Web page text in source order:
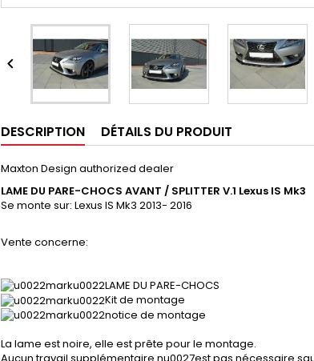

DESCRIPTION DÉTAILS DU PRODUIT
Maxton Design authorized dealer
LAME DU PARE-CHOCS AVANT / SPLITTER V.1 Lexus IS Mk3
Se monte sur: Lexus IS Mk3 2013- 2016
Vente concerne:
LAME DU PARE-CHOCS
Kit de montage
notice de montage
La lame est noire, elle est prête pour le montage.